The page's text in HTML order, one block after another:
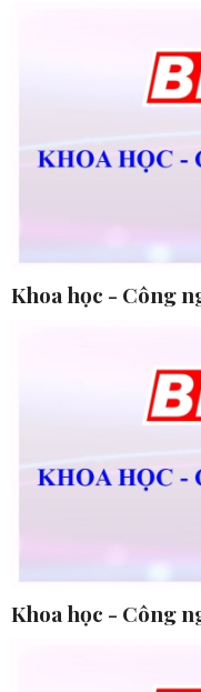
Khoa học - Công
Khoa học - Công